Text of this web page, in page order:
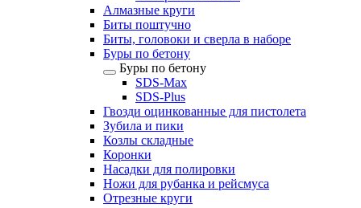
Алмазные круги
Биты поштучно
Биты, головоки и сверла в наборе
Буры по бетону
Буры по бетону
SDS-Max
SDS-Plus
Гвозди оцинкованные для пистолета
Зубила и пики
Козлы складные
Коронки
Насадки для полировки
Ножи для рубанка и рейсмуса
Отрезные круги